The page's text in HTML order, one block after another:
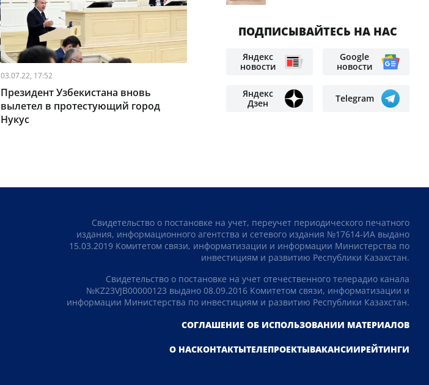
03.07.22, 17:52
Президент Узбекистана вновь
вылетел в протестующий город
Нукус
ПОДПИСЫВАЙТЕСЬ НА НАС
Яндекс
новости
Google
новости
Яндекс
Дзен
Telegram
Свидетельство о постановке на учет, переучет периодического печатного
издания, информационного агентства и сетевого издания №17614-ИА выдано
15.03.2019 Комитетом связи, информатизации и информации Министерства по
инвестициям и развитию Республики Казахстан.
Свидетельство о постановке на учет отечественного телерадио канала
№KZ23VJB00000123 выдано 08.09.2016 Комитетом связи, информатизации и
информации Министерства по инвестициям и развитию Республики Казахстан.
СОГЛАШЕНИЕ ОБ ИСПОЛЬЗОВАНИИ МАТЕРИАЛОВ
О НАСКОНТАКТЫТЕЛЕПРОЕКТЫВАКАНСИИРЕЙТИНГИ